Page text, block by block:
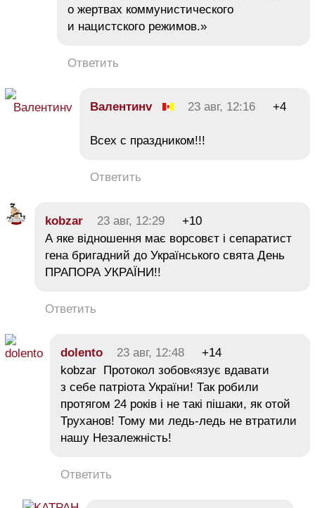
о жертвах коммунистического
и нацистского режимов.»
Ответить
Валентинv 23 авг, 12:16 +4
Всех с праздником!!!
Ответить
kobzar 23 авг, 12:29
+10
А яке відношення має ворсовєт і сепаратист
гена бригадний до Українського свята День
ПРАПОРА УКРАЇНИ!!
Ответить
dolento 23 авг, 12:48
+14
kobzar Протокол зобов«язує вдавати
з себе патріота України! Так робили
протягом 24 років і не такі пішаки, як отой
Труханов! Тому ми ледь-ледь не втратили
нашу Незалежність!
Ответить